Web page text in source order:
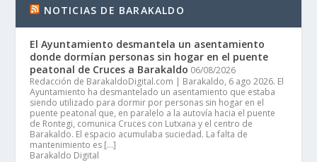
NOTICIAS DE BARAKALDO
El Ayuntamiento desmantela un asentamiento
donde dormían personas sin hogar en el puente
peatonal de Cruces a Barakaldo 06/08/2026
Redacción de BarakaldoDigital.com | Barakaldo, 6 ago 2026. El
Ayuntamiento ha desmantelado un asentamiento que estaba
siendo utilizado para dormir por personas sin hogar en el
puente peatonal que, en paralelo a la autovía hacia el puente
de Rontegi, comunica Cruces con Lutxana y el centro de
Barakaldo. El espacio acumulaba suciedad. La falta de
mantenimiento es […]
Barakaldo Digital